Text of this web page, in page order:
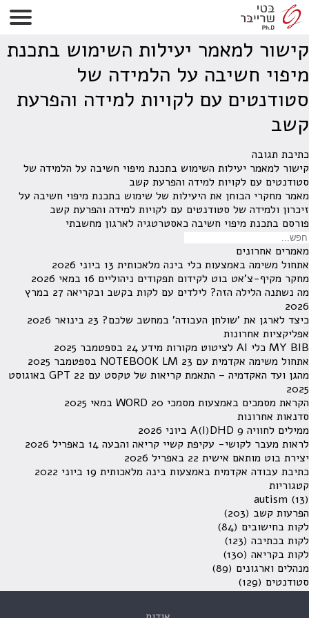
Single!!!
Content!!!
קישור למאמר יעילות השימוש בתכנת
מיפוי חשיבה על הלמידה של
סטודנטים עם לקויות למידה והפרעת
קשב
כתיבת תגובה
קישור למאמר יעילות השימוש בתכנת מיפוי חשיבה על הלמידה של
סטודנטים עם לקויות למידה והפרעת קשב
מאמר מחקרי הבוחן את היעילות של שימוש בתכנת מיפוי חשיבה על
זיכרון ולמידה של סטודנטים עם לקויות למידה והפרעת קשב
פורסם בתכנת מיפוי חשיבה כאסטרטגיה לארגון מחשבתי
מאמרים אחרונים
אתחול משימה באמצעות כלי בינה מלאכותית 13 ביוני 2026
מחקר מקיף-צ'אט בוט לקידום תפקודים ניהוליים 16 במאי 2026
מה נשתנה הלילה הזה? לילדים עם לקות בקשב ובקריאה
27 במרץ
2026
כיצד לארגן את 'שולחן העבודה' במחשב שלכם? 23 בינואר 2026
אפליקציות אחרונות
MY BIB כלי AI לציטוט מקורות מידע
24 בספטמבר 2025
אתחול משימה אקדמית עם NOTEBOOK LM 23 בספטמבר 2025
מהגן ועד האקדמיה – התאמת קריאות של טקסט עם GPT
22 באוגוסט
2025
הקראת מסמכים באמצעות מסמכי WORD 20 במאי 2025
סדנאות אחרונות
ממילים לחוויה A(I)DHD 9 ביוני 2026
לראות מעבר לקושי- עקיפת קשיי קריאה והבעה 14 באפריל 2026
יצירת בוט מותאם אישית 22 באפריל 2026
כתיבת עבודה אקדמית באמצעות בינה מלאכותית 19 ביוני 2022
קטגוריות
autism (13)
הפרעות קשב (203)
לקות בחישובים (84)
לקות בכתיבה (123)
לקות בקריאה (130)
מנהלים וארגונים (89)
סטודנטים (129)